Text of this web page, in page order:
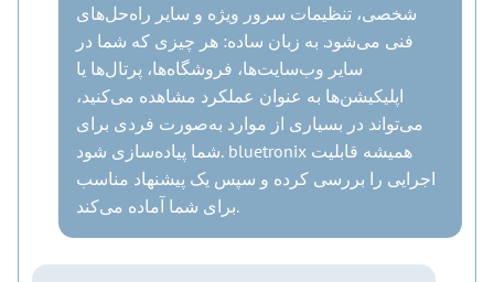
شخصی، تنظیمات سرور ویژه و سایر راه‌حل‌های
فنی می‌شود. به زبان ساده: هر چیزی که شما در
سایر وب‌سایت‌ها، فروشگاه‌ها، پرتال‌ها یا
اپلیکیشن‌ها به عنوان عملکرد مشاهده می‌کنید،
می‌تواند در بسیاری از موارد به‌صورت فردی برای
شما پیاده‌سازی شود. bluetronix همیشه قابلیت
اجرایی را بررسی کرده و سپس یک پیشنهاد مناسب
برای شما آماده می‌کند.